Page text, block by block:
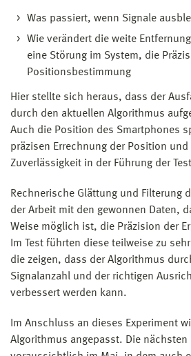
Was passiert, wenn Signale
Wie verändert die weite
eine Störung im System, die
Positionsbestimmung
Hier stellte sich heraus, dass der
durch den aktuellen Algorithmus
Auch die Position des Smartphones
präzisen Errechnung der Position
Zuverlässigkeit in der Führung der
Rechnerische Glättung und Filterung
der Arbeit mit den gewonnen Daten,
Weise möglich ist, die Präzision der
Im Test führten diese teilweise zu
die zeigen, dass der Algorithmus
Signalanzahl und der richtigen
verbessert werden kann.
Im Anschluss an dieses Experiment
Algorithmus angepasst. Die nächsten